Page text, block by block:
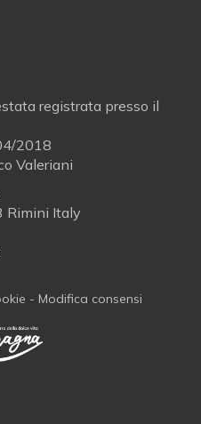
registrata presso il
2018
Valeriani
Rimini Italy
- Modifica consensi